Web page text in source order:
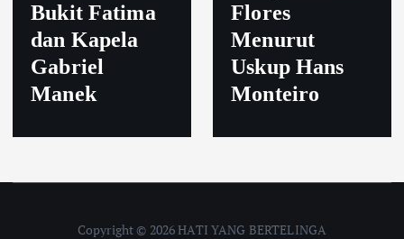
Bukit Fatima
dan Kapela
Gabriel
Manek
Flores
Menurut
Uskup Hans
Monteiro
Copyright © 2026 HATI YANG BERTELINGA